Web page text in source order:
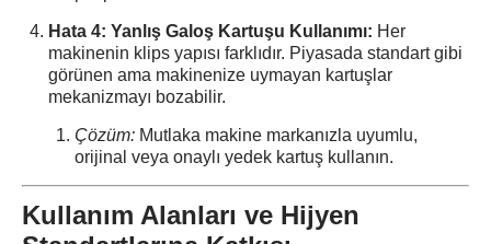
Hata 4: Yanlış Galoş Kartuşu Kullanımı: Her
makinenin klips yapısı farklıdır. Piyasada standart gibi
görünen ama makinenize uymayan kartuşlar
mekanizmayı bozabilir.
Çözüm: Mutlaka makine markanızla uyumlu,
orijinal veya onaylı yedek kartuş kullanın.
Kullanım Alanları ve Hijyen